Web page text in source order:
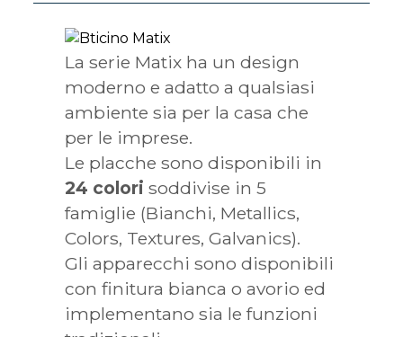
La serie Matix ha un design
moderno e adatto a qualsiasi
ambiente sia per la casa che
per le imprese.
Le placche sono disponibili in
24 colori soddivise in 5
famiglie (Bianchi, Metallics,
Colors, Textures, Galvanics).
Gli apparecchi sono disponibili
con finitura bianca o avorio ed
implementano sia le funzioni